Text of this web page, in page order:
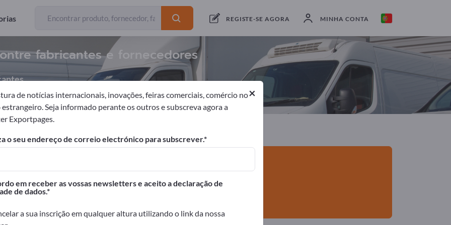
REGISTE-SE AGORA MINHA CONTA
fabricantes e fornecedores
Exportadores Fabricantes
Engate de transporte
comerciais >> comece aqui
produtos na Exportpages.
publique aqui
×
de notícias internacionais, inovações, feiras comerciais, comércio no
estrangeiro. Seja informado perante os outros e subscreva agora a
Exportpages.
o seu endereço de correio electrónico para subscrever.
em receber as vossas newsletters e aceito a declaração de
de dados.
a sua inscrição em qualquer altura utilizando o link da nossa